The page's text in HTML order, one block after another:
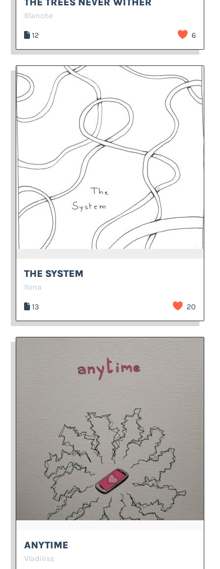
THE TREES NEVER WITHER
Blanche
12 6
THE SYSTEM
Ilona
13 20
ANYTIME
Vladiliss